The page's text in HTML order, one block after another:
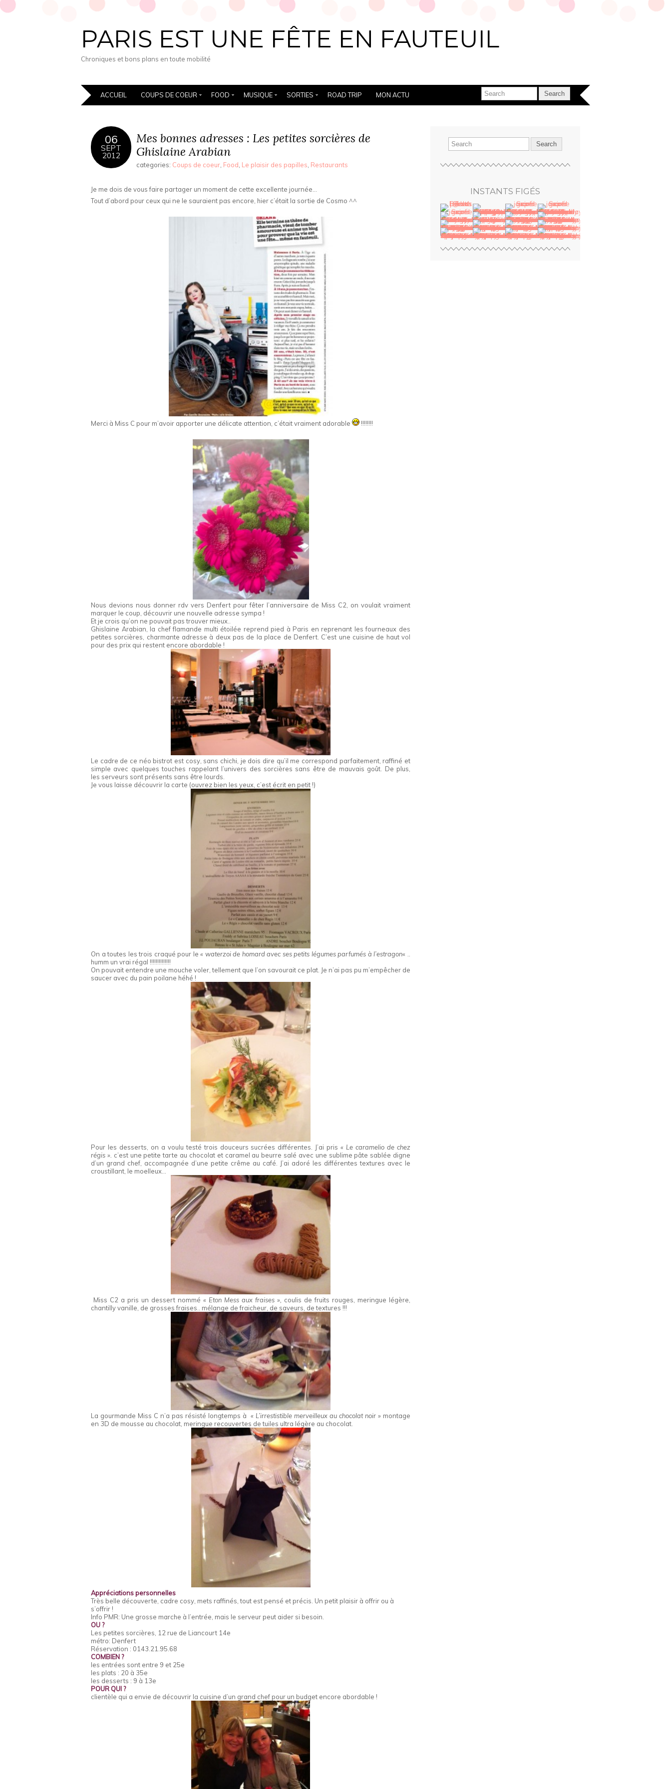
PARIS EST UNE FÊTE EN FAUTEUIL
Chroniques et bons plans en toute mobilité
ACCUEIL COUPS DE COEUR FOOD MUSIQUE SORTIES ROAD TRIP MON ACTU
06
SEPT
2012
Mes bonnes adresses : Les petites sorcières de
Ghislaine Arabian
categories: Coups de coeur Food Le plaisir des papilles Restaurants
Je me dois de vous faire partager un moment de cette excellente journée…
Tout d’abord pour ceux qui ne le sauraient pas encore, hier c’était la sortie de Cosmo ^^
Merci à Miss C pour m’avoir apporter une délicate attention, c’était vraiment adorable !!!!!!!!
Nous devions nous donner rdv vers Denfert pour fêter l’anniversaire de Miss C2, on voulait vraiment
marquer le coup, découvrir une nouvelle adresse sympa !
Et je crois qu’on ne pouvait pas trouver mieux..
Ghislaine Arabian, la chef flamande multi étoilée reprend pied à Paris en reprenant les fourneaux des
petites sorcières, charmante adresse à deux pas de la place de Denfert. C’est une cuisine de haut vol
pour des prix qui restent encore abordable !
Le cadre de ce néo bistrot est cosy, sans chichi, je dois dire qu’il me correspond parfaitement, raffiné et
simple avec quelques touches rappelant l’univers des sorcières sans être de mauvais goût. De plus,
les serveurs sont présents sans être lourds.
Je vous laisse découvrir la carte (ouvrez bien les yeux, c’est écrit en petit !)
On a toutes les trois craqué pour le« waterzoi de homard avec ses petits légumes parfumés à l’estragon« ..
humm un vrai régal !!!!!!!!!!!!!!
On pouvait entendre une mouche voler, tellement que l’on savourait ce plat. Je n’ai pas pu m’empêcher de
saucer avec du pain poilane héhé !
Pour les desserts, on a voulu testé trois douceurs sucrées différentes. J’ai pris « Le caramelio de chez
régis ». c’est une petite tarte au chocolat et caramel au beurre salé avec une sublime pâte sablée digne
d’un grand chef, accompagnée d’une petite crême au café. J’ai adoré les différentes textures avec le
croustillant, le moelleux…
Miss C2 a pris un dessert nommé « Eton Mess aux fraises », coulis de fruits rouges, meringue légère,
chantilly vanille, de grosses fraises.. mélange de fraicheur, de saveurs, de textures !!!
La gourmande Miss C n’a pas résisté longtemps à « L’irrestistible merveilleux au chocolat noir » montage
en 3D de mousse au chocolat, meringue recouvertes de tuiles ultra légère au chocolat.
Appréciations personnelles
Très belle découverte, cadre cosy, mets raffinés, tout est pensé et précis. Un petit plaisir à offrir ou à
s’offrir !
Info PMR: Une grosse marche à l’entrée, mais le serveur peut aider si besoin.
OU ?
Les petites sorcières, 12 rue de Liancourt 14e
métro: Denfert
Réservation : 0143.21.95.68
COMBIEN ?
les entrées sont entre 9 et 25e
les plats : 20 à 35e
les desserts : 9 à 13e
POUR QUI ?
clientèle qui a envie de découvrir la cuisine d’un grand chef pour un budget encore abordable !
INSTANTS FIGÉS